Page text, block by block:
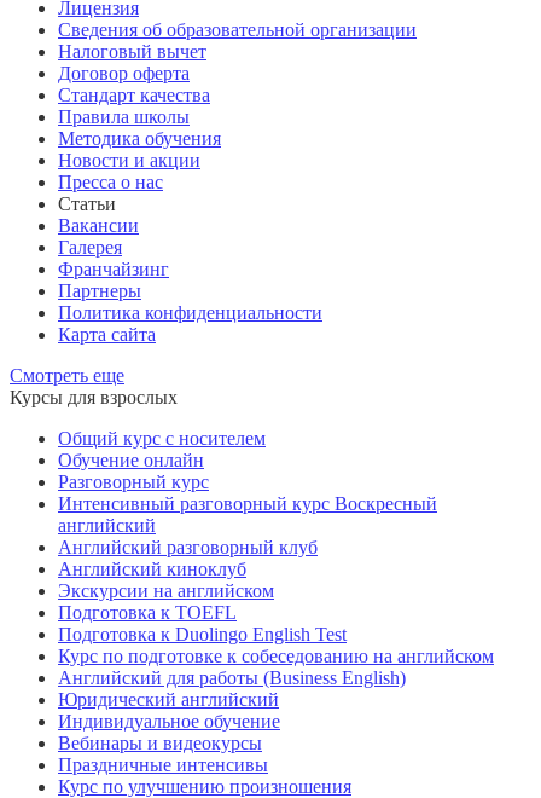
Лицензия
Сведения об образовательной организации
Налоговый вычет
Договор оферта
Стандарт качества
Правила школы
Методика обучения
Новости и акции
Пресса о нас
Статьи
Вакансии
Галерея
Франчайзинг
Партнеры
Политика конфиденциальности
Карта сайта
Смотреть еще
Курсы для взрослых
Общий курс с носителем
Обучение онлайн
Разговорный курс
Интенсивный разговорный курс Воскресный
английский
Английский разговорный клуб
Английский киноклуб
Экскурсии на английском
Подготовка к TOEFL
Подготовка к Duolingo English Test
Курс по подготовке к собеседованию на английском
Английский для работы (Business English)
Юридический английский
Индивидуальное обучение
Вебинары и видеокурсы
Праздничные интенсивы
Курс по улучшению произношения